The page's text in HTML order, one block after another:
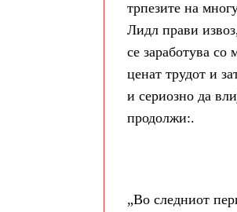
трпезите на
Лидл прави
се заработува со
ценат трудот и
и сериозно да
продолжи:.
„Во следниот